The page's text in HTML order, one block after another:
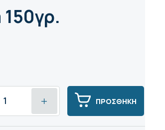
150γρ.
ΠΡΟΣΘΗΚΗ